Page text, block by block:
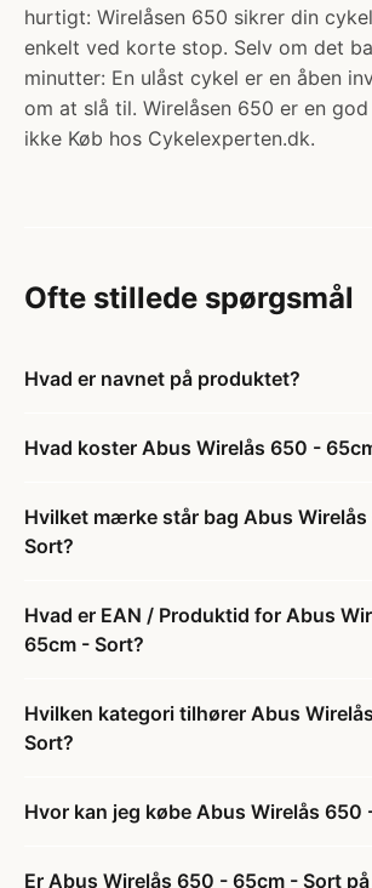
hurtigt: Wirelåsen 650 sikrer din
enkelt ved korte stop. Selv om det
minutter: En ulåst cykel er en åben
om at slå til. Wirelåsen 650 er en
ikke Køb hos Cykelexperten.dk.
Ofte stillede spørgsmål
Hvad er navnet på produktet?
Hvad koster Abus Wirelås 650 -
Hvilket mærke står bag Abus
Sort?
Hvad er EAN / Produktid for Abus
65cm - Sort?
Hvilken kategori tilhører Abus
Sort?
Hvor kan jeg købe Abus Wirelås 650
Er Abus Wirelås 650 - 65cm - Sort